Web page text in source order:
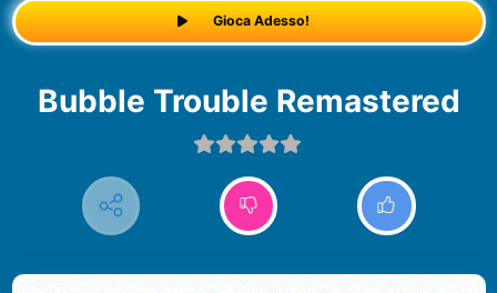
Gioca Adesso!
Bubble Trouble Remastered